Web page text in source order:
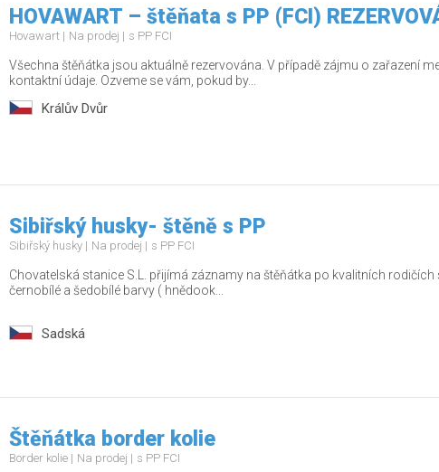
HOVAWART – štěňata s PP (FCI)
Hovawart Na prodej s PP FCI
Všechna štěňátka jsou aktuálně rezervována. V případě zájmu o zařazení
kontaktní údaje. Ozveme se vám, pokud by...
Králův Dvůr
Sibiřský husky- štěně s PP
Sibiřský husky Na prodej s PP FCI
Chovatelská stanice S.L. přijímá záznamy na štěňátka po kvalitních rodičích
černobílé a šedobílé barvy ( hnědook...
Sadská
Štěňátka border kolie
Border kolie Na prodej s PP FCI